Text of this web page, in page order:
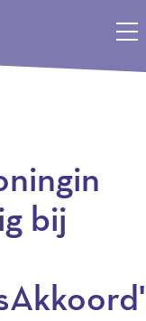
bij